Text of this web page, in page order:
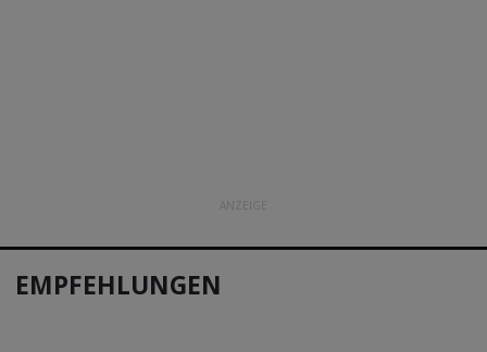
ANZEIGE
EMPFEHLUNGEN